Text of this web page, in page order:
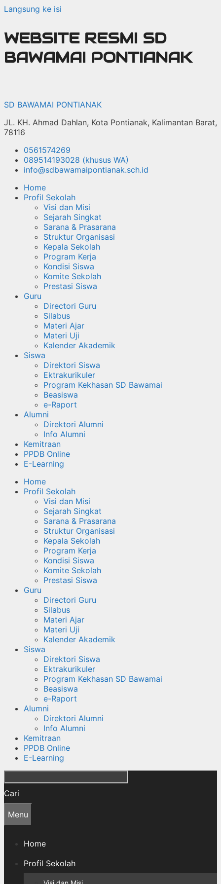
Langsung ke isi
WEBSITE RESMI SD
BAWAMAI PONTIANAK
SD BAWAMAI PONTIANAK
JL. KH. Ahmad Dahlan, Kota Pontianak, Kalimantan Barat,
78116
0561574269
089514193028 (khusus WA)
info@sdbawamaipontianak.sch.id
Home
Profil Sekolah
Visi dan Misi
Sejarah Singkat
Sarana & Prasarana
Struktur Organisasi
Kepala Sekolah
Program Kerja
Kondisi Siswa
Komite Sekolah
Prestasi Siswa
Guru
Directori Guru
Silabus
Materi Ajar
Materi Uji
Kalender Akademik
Siswa
Direktori Siswa
Ektrakurikuler
Program Kekhasan SD Bawamai
Beasiswa
e-Raport
Alumni
Direktori Alumni
Info Alumni
Kemitraan
PPDB Online
E-Learning
Home
Profil Sekolah
Visi dan Misi
Sejarah Singkat
Sarana & Prasarana
Struktur Organisasi
Kepala Sekolah
Program Kerja
Kondisi Siswa
Komite Sekolah
Prestasi Siswa
Guru
Directori Guru
Silabus
Materi Ajar
Materi Uji
Kalender Akademik
Siswa
Direktori Siswa
Ektrakurikuler
Program Kekhasan SD Bawamai
Beasiswa
e-Raport
Alumni
Direktori Alumni
Info Alumni
Kemitraan
PPDB Online
E-Learning
Cari
Menu
Home
Profil Sekolah